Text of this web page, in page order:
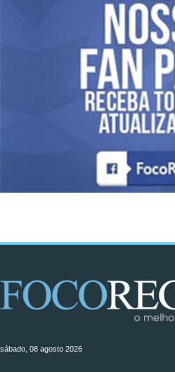
sábado, 08 agosto 2026